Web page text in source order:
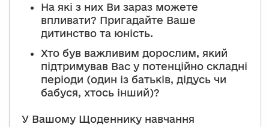
На які з них Ви зараз можете
впливати? Пригадайте Ваше
дитинство та юність.
Хто був важливим дорослим, який
підтримував Вас у потенційно складні
періоди (один із батьків, дідусь чи
бабуся, хтось інший)?
У Вашому Щоденнику навчання